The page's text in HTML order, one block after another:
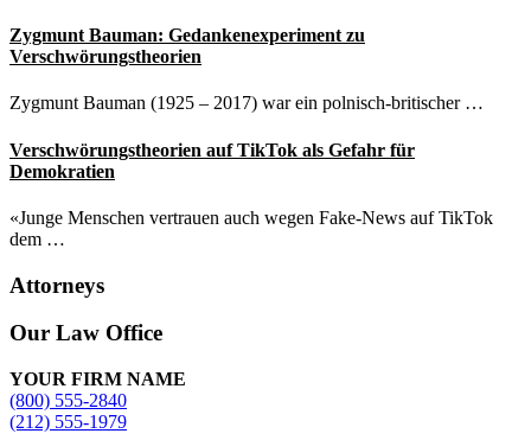
Zygmunt Bauman: Gedankenexperiment zu
Verschwörungstheorien
Zygmunt Bauman (1925 – 2017) war ein polnisch-britischer …
Verschwörungstheorien auf TikTok als Gefahr für
Demokratien
«Junge Menschen vertrauen auch wegen Fake-News auf TikTok
dem …
Attorneys
Site
Footer
Our Law Office
YOUR FIRM NAME
(800) 555-2840
(212) 555-1979